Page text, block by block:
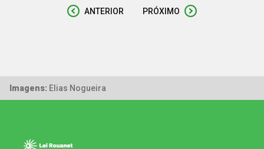
ANTERIOR PRÓXIMO
Imagens: Elias Nogueira